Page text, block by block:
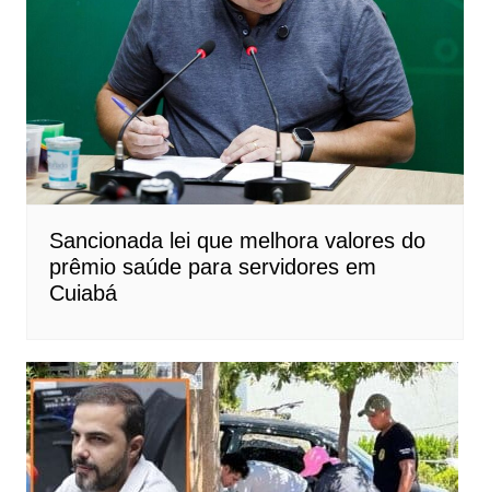
Sancionada lei que melhora valores do
prêmio saúde para servidores em
Cuiabá